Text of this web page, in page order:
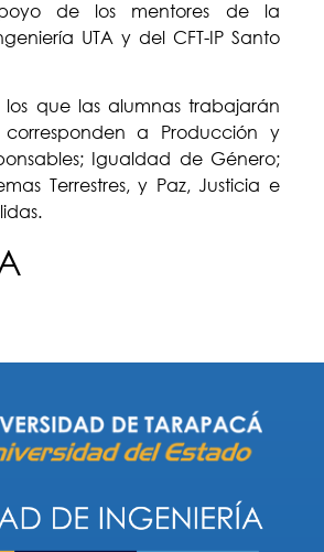
de los mentores de la
UTA y del CFT-IP Santo
los que las alumnas trabajarán
corresponden a Producción y
Igualdad de Género;
Terrestres, y Paz, Justicia e